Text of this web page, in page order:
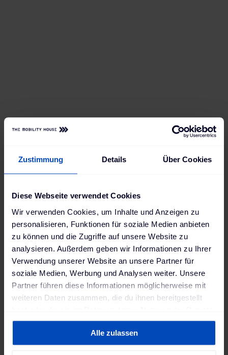
Zustimmung Details Über Cookies
Diese Webseite verwendet Cookies
Wir verwenden Cookies, um Inhalte und Anzeigen zu
personalisieren, Funktionen für soziale Medien anbieten
zu können und die Zugriffe auf unsere Website zu
analysieren. Außerdem geben wir Informationen zu Ihrer
Verwendung unserer Website an unsere Partner für
soziale Medien, Werbung und Analysen weiter. Unsere
Partner führen diese Informationen möglicherweise mit
weiteren Daten zusammen, die du ihnen bereitgestellt
gesammelt haben. Weitere Informationen findest du in
Datenschutzerklärungund unserem
Impressum.
Alle zulassen
kann sie per App bequem einsehen und
braucht.